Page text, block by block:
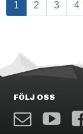
1 2 3 4
FÖLJ OSS